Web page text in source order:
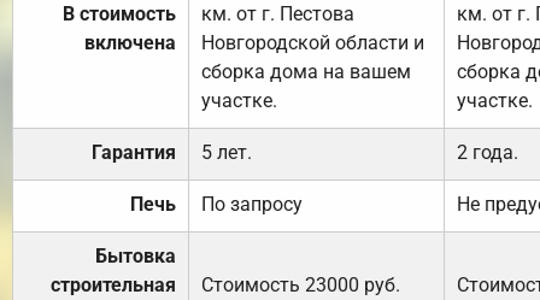
В стоимость
включена
км. от г. Пестова
Новгородской области и
сборка дома на вашем
участке.
км. от г.
сборка
участке.
Гарантия 5 лет. 2 года.
Печь По запросу Не
Бытовка
строительная
Стоимость 23000 руб.